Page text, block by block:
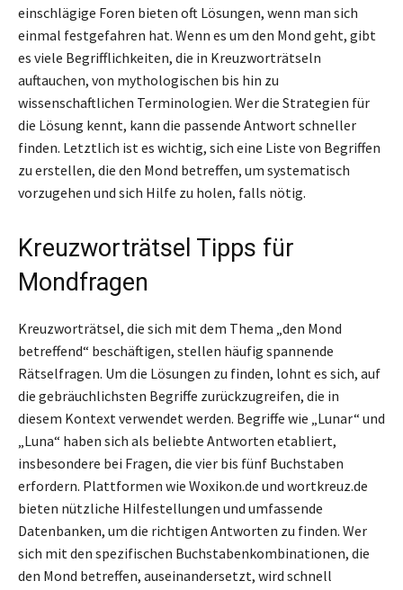
einschlägige Foren bieten oft Lösungen, wenn man sich
einmal festgefahren hat. Wenn es um den Mond geht, gibt
es viele Begrifflichkeiten, die in Kreuzworträtseln
auftauchen, von mythologischen bis hin zu
wissenschaftlichen Terminologien. Wer die Strategien für
die Lösung kennt, kann die passende Antwort schneller
finden. Letztlich ist es wichtig, sich eine Liste von Begriffen
zu erstellen, die den Mond betreffen, um systematisch
vorzugehen und sich Hilfe zu holen, falls nötig.
Kreuzworträtsel Tipps für
Mondfragen
Kreuzworträtsel, die sich mit dem Thema „den Mond
betreffend“ beschäftigen, stellen häufig spannende
Rätselfragen. Um die Lösungen zu finden, lohnt es sich, auf
die gebräuchlichsten Begriffe zurückzugreifen, die in
diesem Kontext verwendet werden. Begriffe wie „Lunar“ und
„Luna“ haben sich als beliebte Antworten etabliert,
insbesondere bei Fragen, die vier bis fünf Buchstaben
erfordern. Plattformen wie Woxikon.de und wortkreuz.de
bieten nützliche Hilfestellungen und umfassende
Datenbanken, um die richtigen Antworten zu finden. Wer
sich mit den spezifischen Buchstabenkombinationen, die
den Mond betreffen, auseinandersetzt, wird schnell